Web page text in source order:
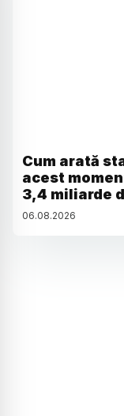
Cum arată
acest
3,4 miliarde
06.08.2026